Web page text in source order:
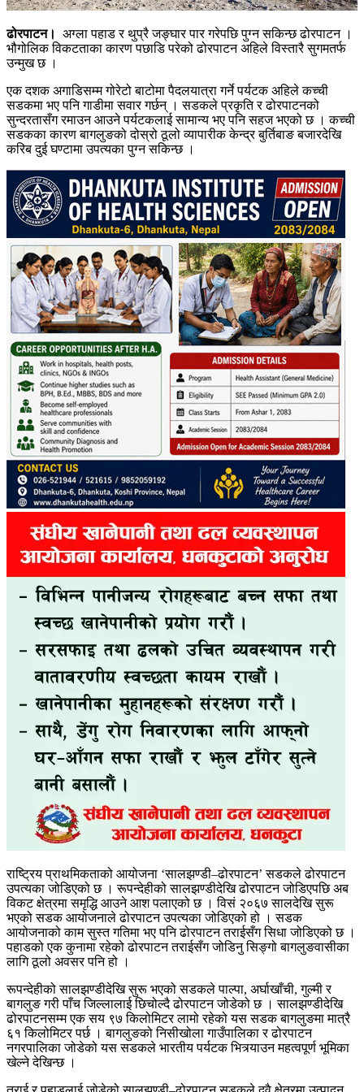
ढोरपाटन।
अग्ला पहाड र थुप्रै जङ्घार पार गरेपछि पुग्न सकिन्छ ढोरपाटन ।
भौगोलिक विकटताका कारण पछाडि परेको ढोरपाटन अहिले विस्तारै सुगमतर्फ
उन्मुख छ ।
एक दशक अगाडिसम्म गोरेटो बाटोमा पैदलयात्रा गर्ने पर्यटक अहिले कच्ची
सडकमा भए पनि गाडीमा सवार गर्छन् । सडकले प्रकृति र ढोरपाटनको
सुन्दरतासँग रमाउन आउने पर्यटकलाई सामान्य भए पनि सहज भएको छ । कच्ची
सडकका कारण बागलुङको दोस्रो ठूलो व्यापारीक केन्द्र बुर्तिबाङ बजारदेखि
करिब दुई घण्टामा उपत्यका पुग्न सकिन्छ ।
राष्ट्रिय प्राथमिकताको आयोजना ‘सालझण्डी–ढोरपाटन’ सडकले ढोरपाटन
उपत्यका जोडिएको छ । रूपन्देहीको सालझण्डीदेखि ढोरपाटन जोडिएपछि अब
विकट क्षेत्रमा समृद्धि आउने आश पलाएको छ । विसं २०६७ सालदेखि सुरू
भएको सडक आयोजनाले ढोरपाटन उपत्यका जोडिएको हो । सडक
आयोजनाको काम सुस्त गतिमा भए पनि ढोरपाटन तराईसँग सिधा जोडिएको छ ।
पहाडको एक कुनामा रहेको ढोरपाटन तराईसँग जोडिनु सिङ्गो बागलुङवासीका
लागि ठूलो अवसर पनि हो ।
रूपन्देहीको सालझण्डीदेखि सुरू भएको सडकले पाल्पा, अर्घाखाँची, गुल्मी र
बागलुङ गरी पाँच जिल्लालाई छिचोल्दै ढोरपाटन जोडेको छ । सालझण्डीदेखि
ढोरपाटनसम्म एक सय ९७ किलोमिटर लामो रहेको यस सडक बागलुङमा मात्रै
६१ किलोमिटर पर्छ । बागलुङको निसीखोला गाउँपालिका र ढोरपाटन
नगरपालिका जोडेको यस सडकले भारतीय पर्यटक भित्र्याउन महत्वपूर्ण भूमिका
खेल्ने देखिन्छ ।